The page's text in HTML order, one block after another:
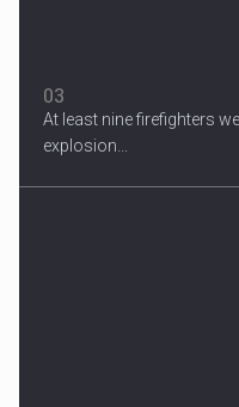
03
At least nine firefighters
explosion...